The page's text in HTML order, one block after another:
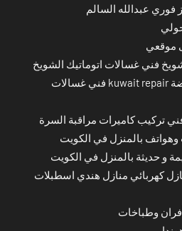
فوري عبدالله السالم
موقعي
فني غسالات اتوماتيك الشويخ
صيانة غسالة ملابس النهضة kuwait repair فني غسالات
تركيب كاميرات مراقبة السرة
وهواتف بالمنزل في الكويت
و حديثة بالمنزل في الكويت
كهربائي منازل هندي اسطبلات
وطباخات